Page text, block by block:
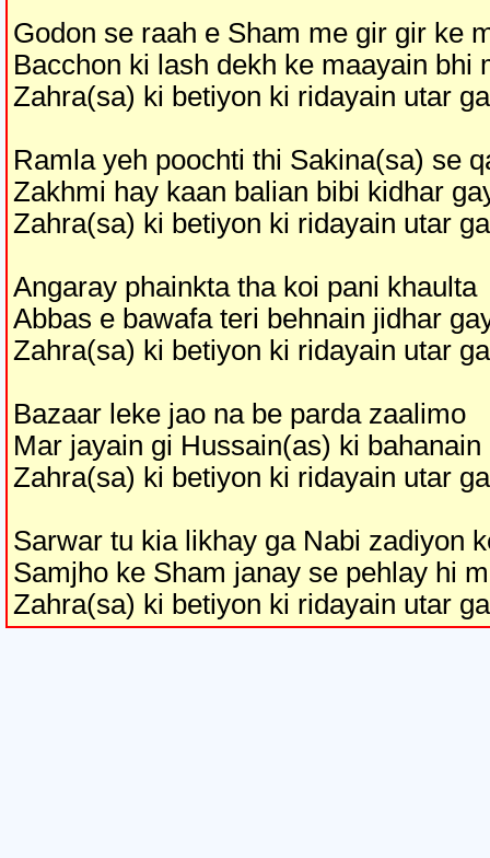
Godon se raah e Sham me gir gir ke
Bacchon ki lash dekh ke maayain bhi
Zahra(sa) ki betiyon ki ridayain utar
Ramla yeh poochti thi Sakina(sa) se
Zakhmi hay kaan balian bibi kidhar
Zahra(sa) ki betiyon ki ridayain utar
Angaray phainkta tha koi pani khaulta
Abbas e bawafa teri behnain jidhar
Zahra(sa) ki betiyon ki ridayain utar
Bazaar leke jao na be parda zaalimo
Mar jayain gi Hussain(as) ki bahanain
Zahra(sa) ki betiyon ki ridayain utar
Sarwar tu kia likhay ga Nabi zadiyon
Samjho ke Sham janay se pehlay hi
Zahra(sa) ki betiyon ki ridayain utar